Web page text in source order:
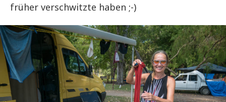
früher verschwitzte haben ;-)